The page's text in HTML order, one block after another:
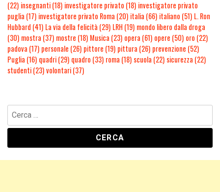
(22) insegnanti(18) investigatore privato (18) investigatore privato
puglia (17) investigatore privato Roma (20) italia (66) italiano (51) L. Ron
Hubbard (41) La via della felicità (29) LRH (19) mondo libero dalla droga
(30) mostra (37) mostre (18) Musica (23) opera (61) opere (50) oro (22)
padova (17) personale (26) pittore (19) pittura (26) prevenzione (52)
Puglia (16) quadri(29) quadro (33) roma (18) scuola (22) sicurezza (22)
studenti(23)volontari(37)